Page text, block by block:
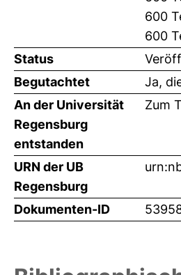
600
600
Status
Begutachtet
Ja,
An der Universität
Regensburg
entstanden
Zum
URN der UB
Regensburg
Dokumenten-ID